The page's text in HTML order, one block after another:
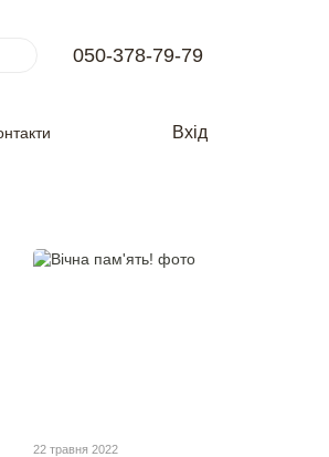
050-378-79-79
Вхід
22 травня 2022